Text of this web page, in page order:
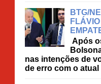
BTG/
Após
nas intenções de
de erro com o